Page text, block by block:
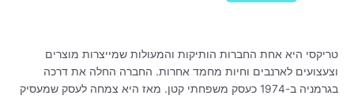
טריקסי היא אחת החברות הותיקות והמעולות שמייצרות מוצרים
וצעצועים לארנבים וחיות מחמד אחרות. החברה החלה את דרכה
בגרמניה ב-1974 כעסק משפחתי קטן. מאז היא צמחה לעסק שמעסיק